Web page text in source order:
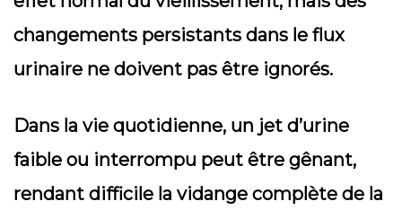
changements persistants dans le flux
urinaire ne doivent pas être ignorés.
Dans la vie quotidienne, un jet d’urine
faible ou interrompu peut être gênant,
rendant difficile la vidange complète de la